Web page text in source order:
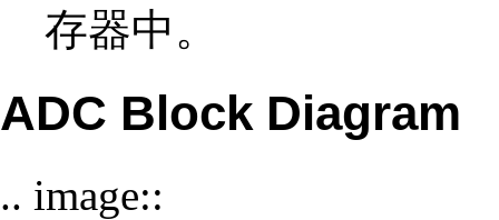
存器中。
ADC Block Diagram
.. image::